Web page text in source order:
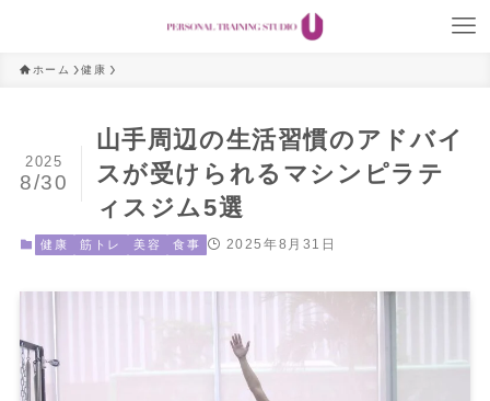
ホーム 健康
山手周辺の生活習慣のアドバイ
スが受けられるマシンピラテ
ィスジム5選
2025
8/30
健康 筋トレ 美容 食事 2025年8月31日